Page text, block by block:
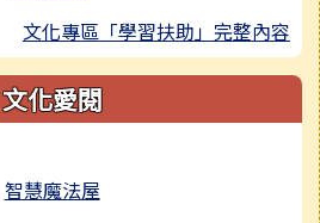
文化專區「學習扶助」完整內容
文化愛閱
智慧魔法屋